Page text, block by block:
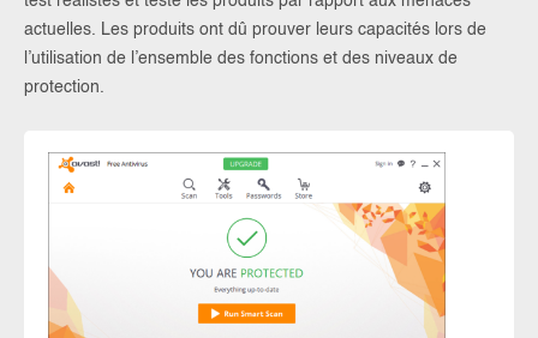
actuelles. Les produits ont dû prouver leurs capacités lors de
l’utilisation de l’ensemble des fonctions et des niveaux de
protection.